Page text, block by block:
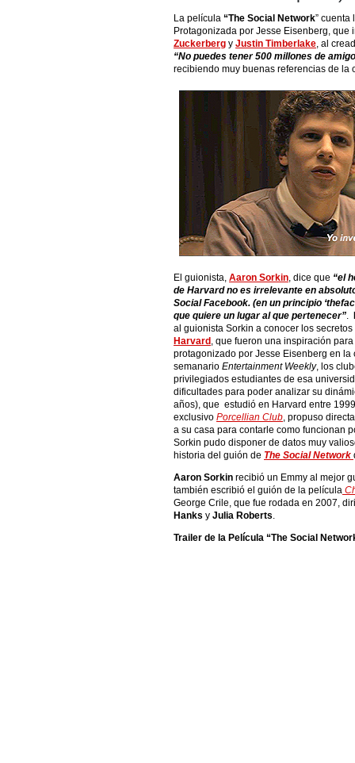
La película “The Social Network”
Protagonizada por Jesse Eisenberg,
Zuckerberg y Justin Timberlake, al
“No puedes tener 500 millones de
recibiendo muy buenas referencias de la
El guionista, Aaron Sorkin, dice que “el
de Harvard no es irrelevante en
Social Facebook. (en un principio
que quiere un lugar al que pertenecer”.
al guionista Sorkin a conocer los
Harvard , que fueron una inspiración
protagonizado por Jesse Eisenberg en la
semanario Entertainment Weekly, los
privilegiados estudiantes de esa
dificultades para poder analizar su
años), que estudió en Harvard entre
exclusivo Porcellian Club, propuso
a su casa para contarle como funcionan
Sorkin pudo disponer de datos muy
historia del guión de The Social Network
Aaron Sorkin recibió un Emmy al mejor
también escribió el guión de la película
George Crile, que fue rodada en 2007,
Hanks y Julia Roberts.
Trailer de la Película “The Social